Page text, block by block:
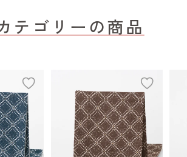
テゴリーの商品